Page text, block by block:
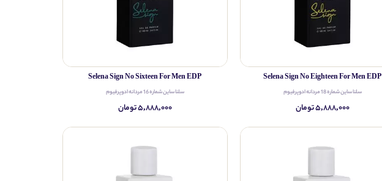
Selena Sign No Eighteen For Men EDP
سلنا ساین شماره 18 مردانه ادوپرفیوم
۵,۸۸۸,۰۰۰ تومان
Selena Sign No Sixteen For Men EDP
سلنا ساین شماره 16 مردانه ادوپرفیوم
۵,۸۸۸,۰۰۰ تومان